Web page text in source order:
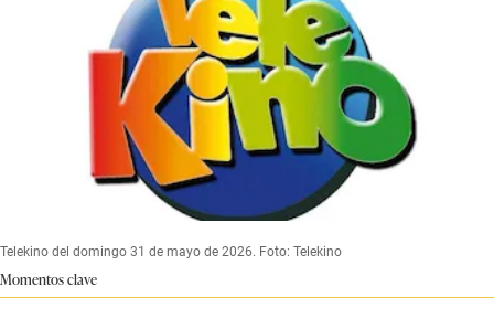
Telekino del domingo 31 de mayo de 2026. Foto: Telekino
Momentos clave